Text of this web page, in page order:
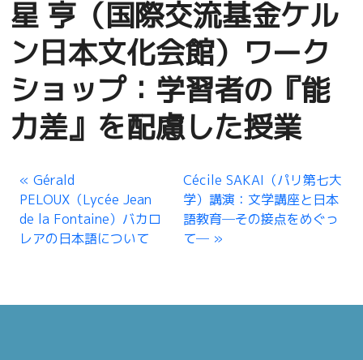
星 亨（国際交流基金ケル
ン日本文化会館）ワーク
ショップ：学習者の『能
力差』を配慮した授業
Gérald
PELOUX（Lycée Jean
de la Fontaine）バカロ
レアの日本語について
Cécile SAKAI（パリ第七大
学）講演：文学講座と日本
語教育─その接点をめぐっ
て─